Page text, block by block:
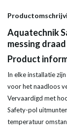
Aquatechnik
messing draad
Product
In elke installatie
voor het naadloos
Vervaardigd met
Safety-pol
temperatuur